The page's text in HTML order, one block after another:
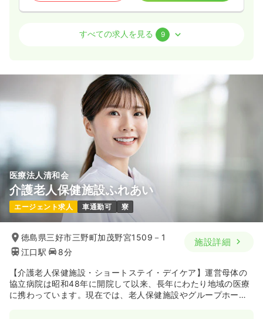
正・准看護師
23.3〜32.0万円/月 賞与3.5ヶ月
時間 8:30～17:30（休憩60分）
4週8休以上 担当業務未経験可
月給32万円以上可
気になる
日勤のみ（パート）
給与 時給1,500円
時間 8:30～17:30（休憩60分）
日祝休み
担当業務未経験可
気になる 詳細を見る
すべての求人を見る 9
医療法人清和会
介護老人保健施設ふれあい
エージェント求人 車通勤可 寮
徳島県三好市三野町加茂野宮1509－1
江口駅
8分
施設詳細
【介護老人保健施設・ショートステイ・デイケア】運営母体の
協立病院は昭和48年に開院して以来、長年にわたり地域の医療
に携わっています。現在では、老人保健施設やグループホーム